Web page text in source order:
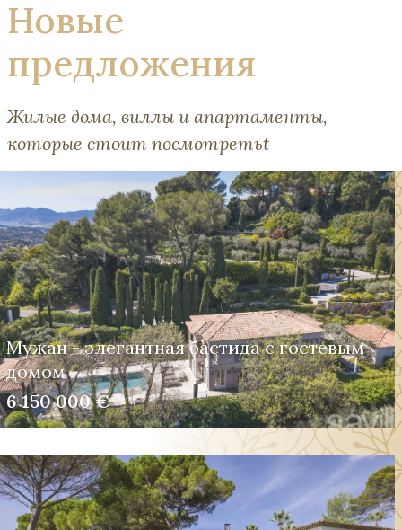
Новые
предложения
Жилые дома, виллы и апартаменты,
которые стоит посмотретьt
Мужан - элегантная бастида с гостевым
домом
6 150 000 €